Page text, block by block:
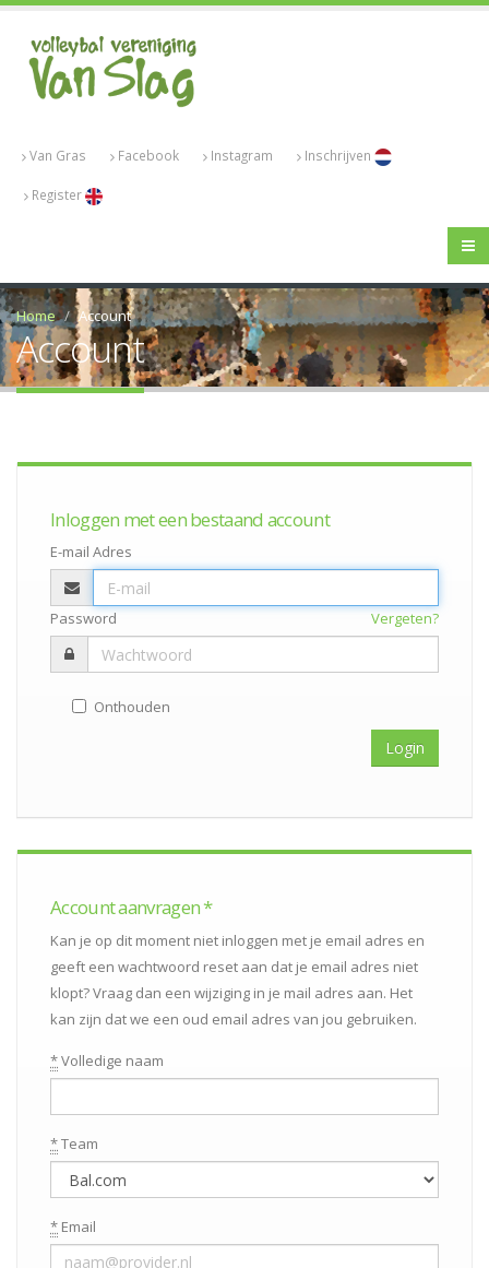
Van Gras Facebook Instagram Inschrijven
Register
Home Account
Account
Inloggen met een bestaand account
E-mail Adres
Vergeten?
Password
Onthouden
Account aanvragen *
Kan je op dit moment niet inloggen met je email adres en
geeft een wachtwoord reset aan dat je email adres niet
klopt? Vraag dan een wijziging in je mail adres aan. Het
kan zijn dat we een oud email adres van jou gebruiken.
*Volledige naam
*Team
* Email